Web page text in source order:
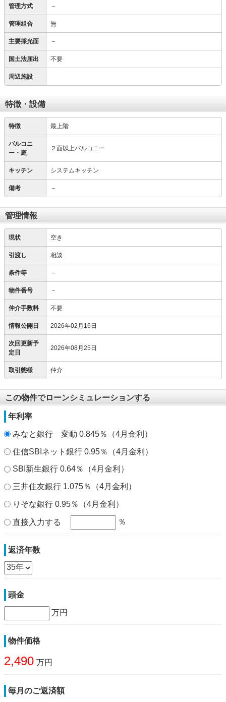
管理方式 －
管理組合 無
主要採光面 －
国土法届出 不要
周辺施設
特徴・設備
特徴 最上階
バルコニ
ー・庭
２面以上バルコニー
キッチン システムキッチン
備考 －
管理情報
現状 空き
引渡し 相談
条件等 －
物件番号 －
仲介手数料 不要
情報公開日 2026年02月16日
次回更新予
定日
2026年08月25日
取引態様 仲介
この物件でローンシミュレーションする
年利率
みなと銀行 変動 0.845％（4月金利）
住信SBIネット銀行 0.95％（4月金利）
SBI新生銀行 0.64％（4月金利）
三井住友銀行 1.075％（4月金利）
りそな銀行 0.95％（4月金利）
直接入力する ％
返済年数
頭金
万円
物件価格
2,490 万円
毎月のご返済額